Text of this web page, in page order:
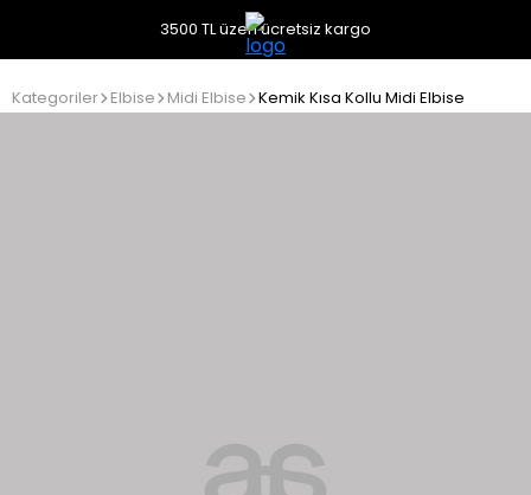
3500 TL üzeri ücretsiz kargo
Kategoriler Elbise Midi Elbise Kemik Kısa Kollu Midi Elbise